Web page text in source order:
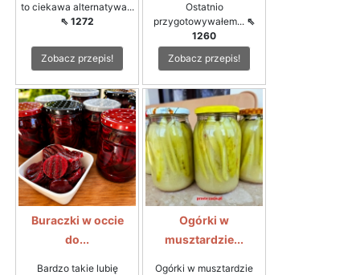
to ciekawa alternatywa...
⇖ 1272
Zobacz przepis!
Ostatnio
przygotowywałem... ⇖
1260
Zobacz przepis!
Buraczki w occie
do...
Bardzo takie lubię
Ogórki w
musztardzie...
Ogórki w musztardzie